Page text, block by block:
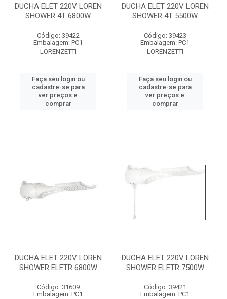
DUCHA ELET 220V LOREN
SHOWER 4T 6800W
Código: 39422
Embalagem: PC1
LORENZETTI
Faça seu login ou
cadastre-se para
ver preços e
comprar
DUCHA ELET 220V LOREN
SHOWER 4T 5500W
Código: 39423
Embalagem: PC1
LORENZETTI
Faça seu login ou
cadastre-se para
ver preços e
comprar
DUCHA ELET 220V LOREN
SHOWER ELETR 6800W
Código: 31609
Embalagem: PC1
DUCHA ELET 220V LOREN
SHOWER ELETR 7500W
Código: 39421
Embalagem: PC1